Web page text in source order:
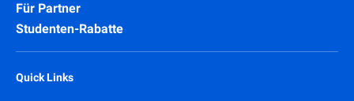
Für Partner
Studenten-Rabatte
Quick Links